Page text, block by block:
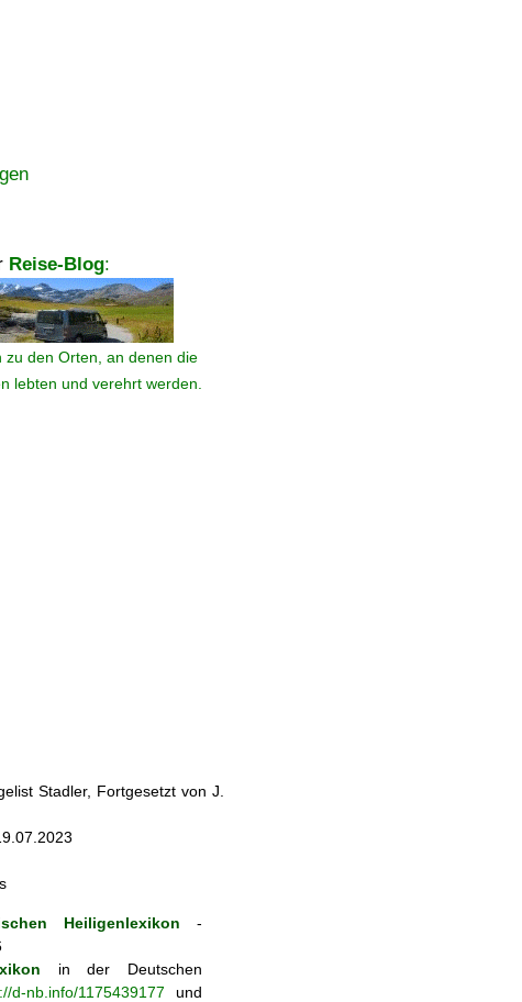
Reise-Blog:
zu den Orten, an denen die
lebten und verehrt werden.
Stadler, Fortgesetzt von J.
Heiligenlexikon -
in der Deutschen
d-nb.info/1175439177 und